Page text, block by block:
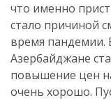
что именно
стало причиной
время пандемии.
Азербайджане
повышение цен
очень хорошо.